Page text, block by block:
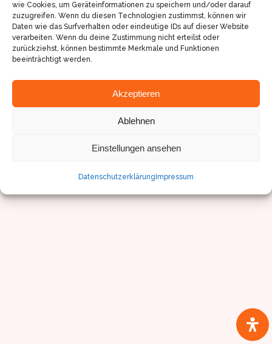
wie Cookies, um Geräteinformationen zu speichern und/oder darauf
zuzugreifen. Wenn du diesen Technologien zustimmst, können wir
Daten wie das Surfverhalten oder eindeutige IDs auf dieser Website
verarbeiten. Wenn du deine Zustimmung nicht erteilst oder
zurückziehst, können bestimmte Merkmale und Funktionen
beeinträchtigt werden.
Akzeptieren
Ablehnen
Einstellungen ansehen
Datenschutzerklärung Impressum
Impressum/Datenschutz